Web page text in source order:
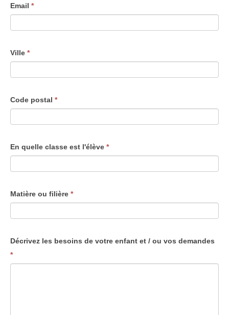
Email *
Ville *
Code postal *
En quelle classe est l'élève *
Matière ou filière *
Décrivez les besoins de votre enfant et / ou vos demandes
*